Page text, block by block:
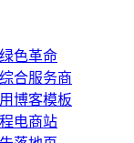
色革命
合服务商
博客模板
电商站